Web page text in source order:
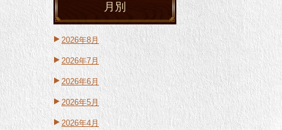
月別
2026年8月
2026年7月
2026年6月
2026年5月
2026年4月